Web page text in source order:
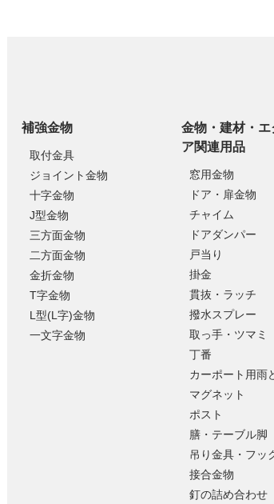
補強金物
取付金具
ジョイント金物
十字金物
J型金物
三方面金物
二方面金物
金折金物
T字金物
L型(L字)金物
一文字金物
金物・建材・エ
ア関連用品
窓用金物
ドア・扉金物
チャイム
ドアダンパー
戸当り
掛金
貫抜・ラッチ
撥水スプレー
取っ手・ツマミ
丁番
カーポート用雨
マグネット
ポスト
膳・テーブル脚
吊り金具・フッ
接合金物
釘の詰め合わせ